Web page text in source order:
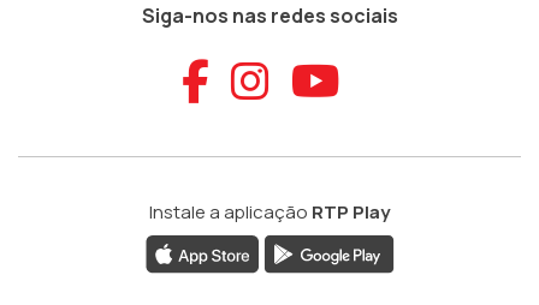
Siga-nos nas redes sociais
Aceder ao
Aceder ao
Aceder
Instale a aplicação RTP Play